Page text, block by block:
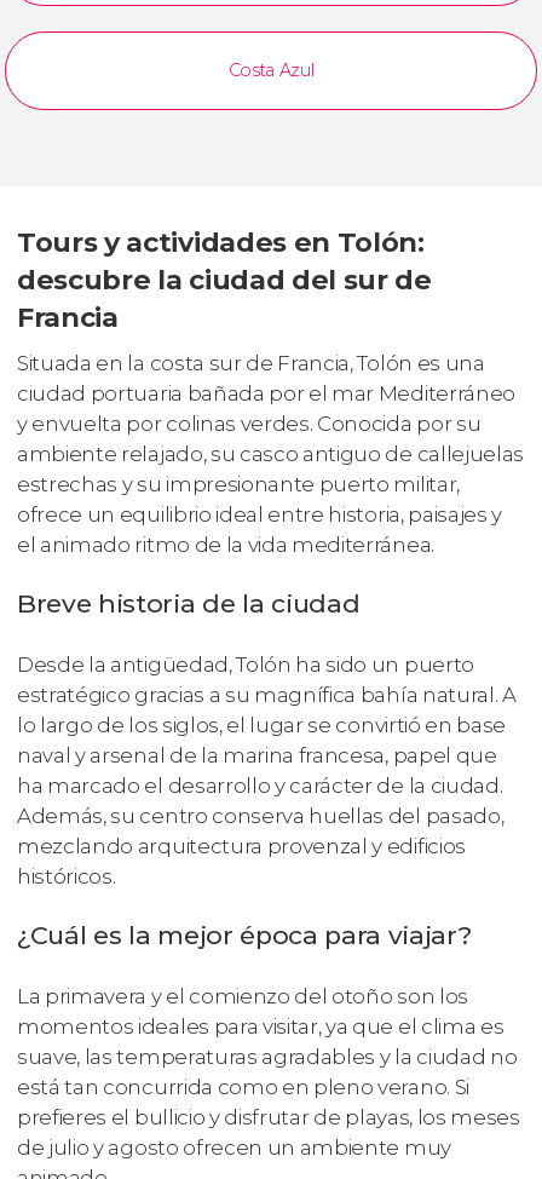
Costa Azul
Tours y actividades en Tolón:
descubre la ciudad del sur de
Francia
Situada en la costa sur de Francia, Tolón es una
ciudad portuaria bañada por el mar Mediterráneo
y envuelta por colinas verdes. Conocida por su
ambiente relajado, su casco antiguo de callejuelas
estrechas y su impresionante puerto militar,
ofrece un equilibrio ideal entre historia, paisajes y
el animado ritmo de la vida mediterránea.
Breve historia de la ciudad
Desde la antigüedad, Tolón ha sido un puerto
estratégico gracias a su magnífica bahía natural. A
lo largo de los siglos, el lugar se convirtió en base
naval y arsenal de la marina francesa, papel que
ha marcado el desarrollo y carácter de la ciudad.
Además, su centro conserva huellas del pasado,
mezclando arquitectura provenzal y edificios
históricos.
¿Cuál es la mejor época para viajar?
La primavera y el comienzo del otoño son los
momentos ideales para visitar, ya que el clima es
suave, las temperaturas agradables y la ciudad no
está tan concurrida como en pleno verano. Si
prefieres el bullicio y disfrutar de playas, los meses
de julio y agosto ofrecen un ambiente muy